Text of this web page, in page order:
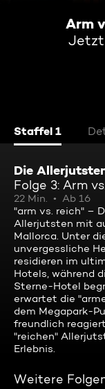
Arm
Jetzt
Staffel 1
Die
Folge 3: Arm
22 Min.
Ab 16
"arm vs. reich" –
Allerjutsten mit
Mallorca. Unter
unvergessliche
residieren im
Hotels, während
Sterne-Hotel
erwartet die
dem Megapark-
freundlich
"reichen"
Erlebnis.
Weitere